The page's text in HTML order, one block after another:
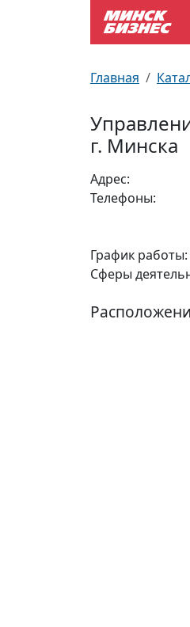
Главная
г. Минска
Адрес:
Телефоны:
График работы:
Сферы
Возле метро
Почтовые индексы
Улицы Минска
Документы для ЗАГСа
Схема метро
Пробки на дорогах